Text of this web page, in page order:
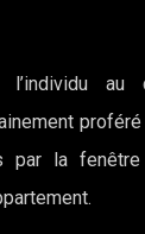
au
par la